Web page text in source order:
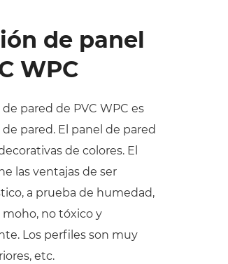
de panel
WPC
pared de PVC WPC es
pared. El panel de pared
de colores. El
las ventajas de ser
a prueba de humedad,
moho, no tóxico y
Los perfiles son muy
etc.